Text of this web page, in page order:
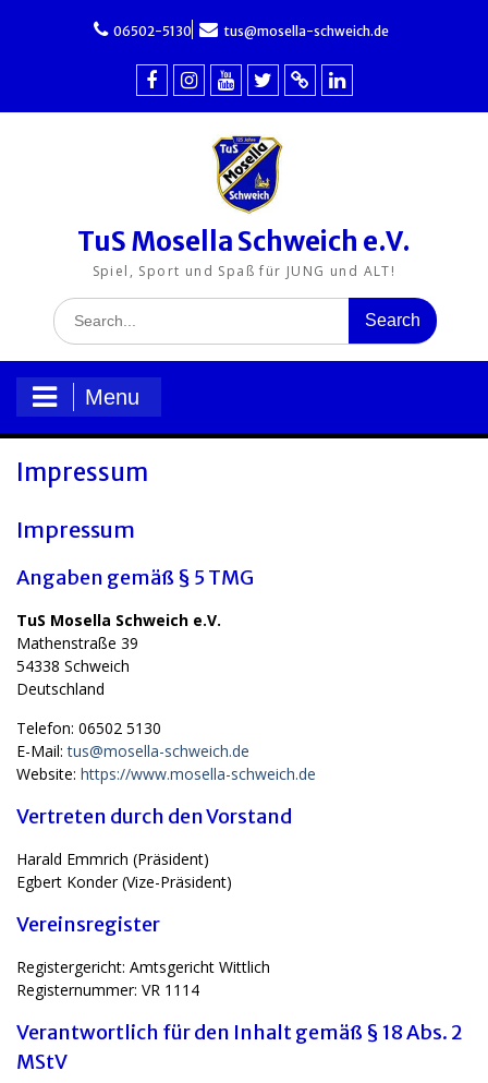
06502-5130 tus@mosella-schweich.de
Schweich
Facebook
Mosella
Schweich
Instagram
Mosella
Schweich
e.V.
auf
YouTube
Mosella
Schweich
e.V.
auf
X
Xing
TuS Mosella Schweich e.V.
Spiel, Sport und Spaß für JUNG und ALT!
Search
for:
Menu
Impressum
Impressum
Angaben gemäß § 5 TMG
TuS Mosella Schweich e.V.
Mathenstraße 39
54338 Schweich
Deutschland
Telefon: 06502 5130
E-Mail:tus@mosella-schweich.de
Website: https://www.mosella-schweich.de
Vertreten durch den Vorstand
Harald Emmrich (Präsident)
Egbert Konder (Vize-Präsident)
Vereinsregister
Registergericht: Amtsgericht Wittlich
Registernummer: VR 1114
Verantwortlich für den Inhalt gemäß § 18 Abs. 2
MStV